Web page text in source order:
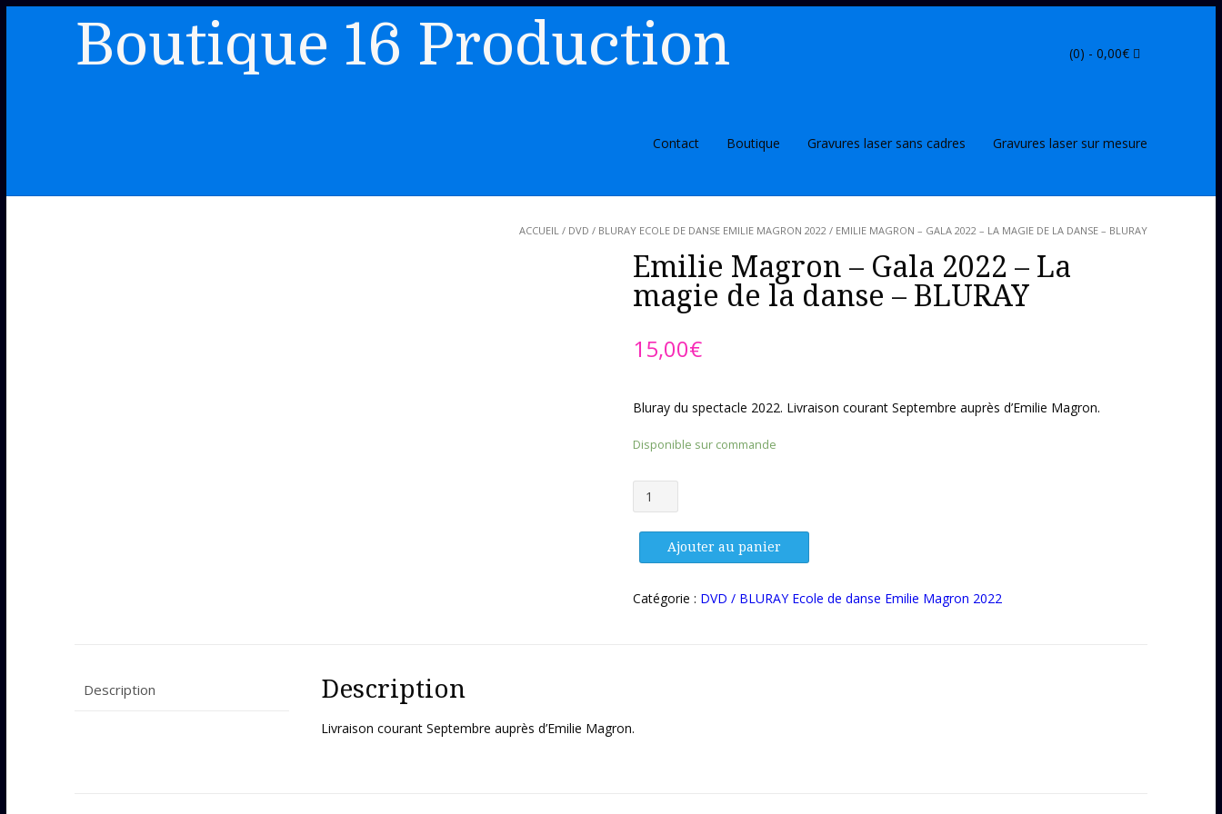
Boutique 16 Production (0) - 0,00€
Contact Boutique Gravures laser sans cadres Gravures laser sur mesure
ACCUEIL / DVD / BLURAY ECOLE DE DANSE EMILIE MAGRON 2022 / EMILIE MAGRON – GALA 2022 – LA MAGIE DE LA DANSE – BLURAY
Emilie Magron – Gala 2022 – La
magie de la danse – BLURAY
15,00€
Bluray du spectacle 2022. Livraison courant Septembre auprès d’Emilie Magron.
Disponible sur commande
quantité
de
Emilie
Magron
2022
-
Ajouter au panier
Catégorie : DVD / BLURAY Ecole de danse Emilie Magron 2022
Description Description
Livraison courant Septembre auprès d’Emilie Magron.